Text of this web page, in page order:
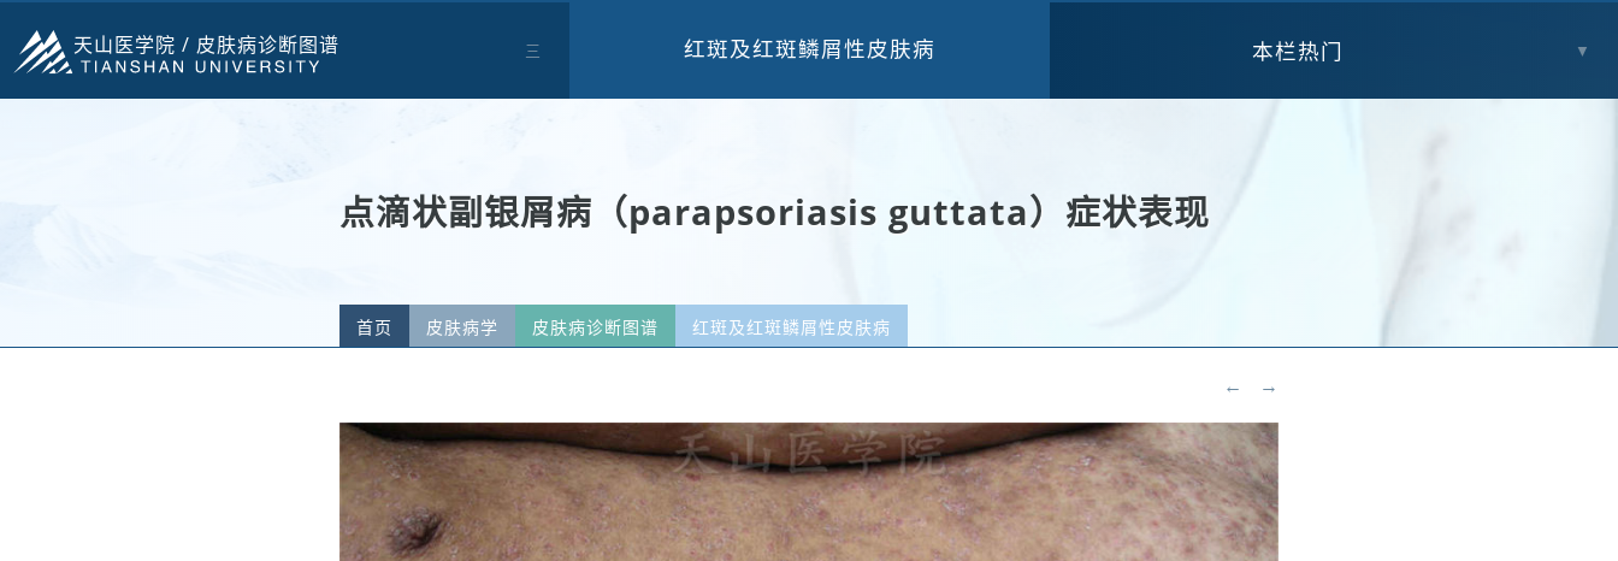
天山医学院 / 皮肤病诊断图谱 三 红斑及红斑鳞屑性皮肤病 本栏热门 ▼
点滴状副银屑病（parapsoriasis guttata）症状表现
首页 皮肤病学 皮肤病诊断图谱 红斑及红斑鳞屑性皮肤病
← →